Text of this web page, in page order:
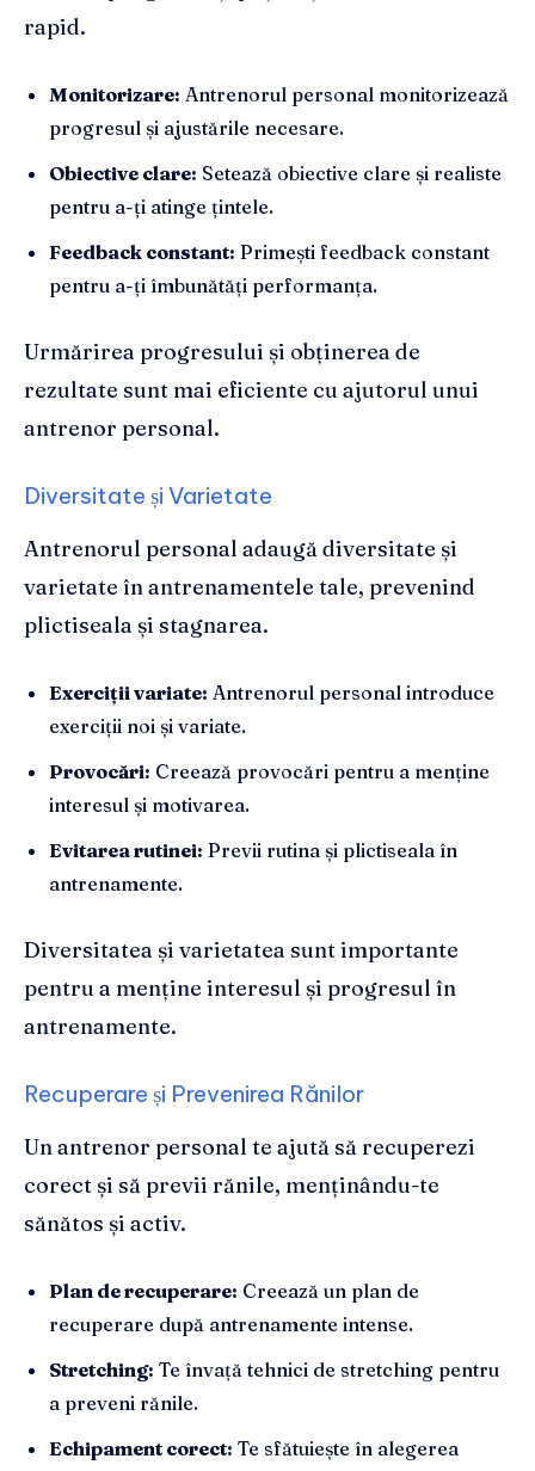
rapid.
Monitorizare: Antrenorul personal monitorizează
progresul și ajustările necesare.
Obiective clare: Setează obiective clare și realiste
pentru a-ți atinge țintele.
Feedback constant: Primești feedback constant
pentru a-ți îmbunătăți performanța.
Urmărirea progresului și obținerea de
rezultate sunt mai eficiente cu ajutorul unui
antrenor personal.
Diversitate și Varietate
Antrenorul personal adaugă diversitate și
varietate în antrenamentele tale, prevenind
plictiseala și stagnarea.
Exerciții variate: Antrenorul personal introduce
exerciții noi și variate.
Provocări: Creează provocări pentru a menține
interesul și motivarea.
Evitarea rutinei: Previi rutina și plictiseala în
antrenamente.
Diversitatea și varietatea sunt importante
pentru a menține interesul și progresul în
antrenamente.
Recuperare și Prevenirea Rănilor
Un antrenor personal te ajută să recuperezi
corect și să previi rănile, menținându-te
sănătos și activ.
Plan de recuperare: Creează un plan de
recuperare după antrenamente intense.
Stretching: Te învață tehnici de stretching pentru
a preveni rănile.
Echipament corect: Te sfătuiește în alegerea